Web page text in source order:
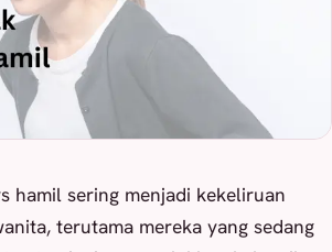
hamil sering menjadi kekeliruan
terutama mereka yang sedang